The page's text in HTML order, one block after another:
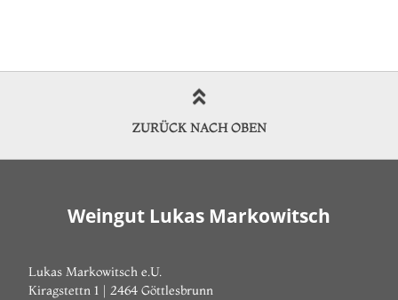
ZURÜCK NACH OBEN
Weingut Lukas Markowitsch
Lukas Markowitsch e.U.
Kiragstettn 1 | 2464 Göttlesbrunn